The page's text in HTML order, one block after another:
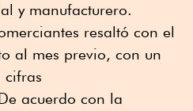
y manufacturero.
resaltó con el
al mes previo, con un
cifras
acuerdo con la